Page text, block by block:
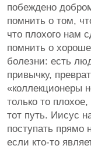
побеждено
помнить о том,
что плохого нам
помнить о
болезни: есть
привычку,
«коллекционеры
только то
тот путь. Иисус
поступать прямо
если кто-то